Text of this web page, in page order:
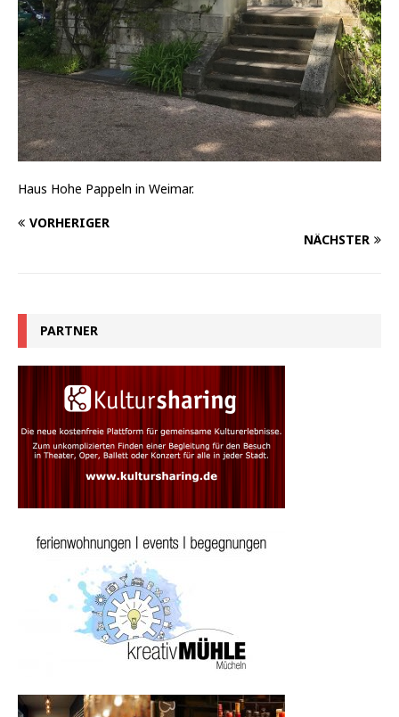
Haus Hohe Pappeln in Weimar.
VORHERIGER
NÄCHSTER
PARTNER